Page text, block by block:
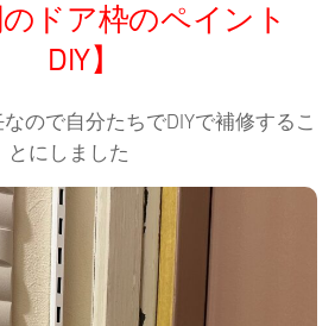
ドア枠のペイント
DIY】
ので自分たちでDIYで補修するこ
とにしました